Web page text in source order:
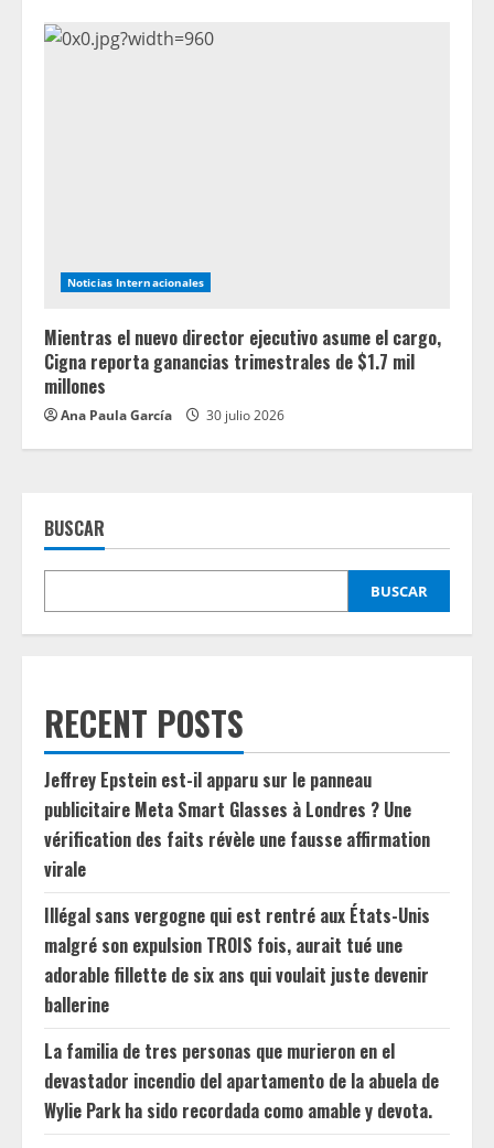
Noticias Internacionales
Mientras el nuevo director ejecutivo asume el cargo,
Cigna reporta ganancias trimestrales de $1.7 mil
millones
Ana Paula García 30 julio 2026
BUSCAR
BUSCAR
RECENT POSTS
Jeffrey Epstein est-il apparu sur le panneau
publicitaire Meta Smart Glasses à Londres ? Une
vérification des faits révèle une fausse affirmation
virale
Illégal sans vergogne qui est rentré aux États-Unis
malgré son expulsion TROIS fois, aurait tué une
adorable fillette de six ans qui voulait juste devenir
ballerine
La familia de tres personas que murieron en el
devastador incendio del apartamento de la abuela de
Wylie Park ha sido recordada como amable y devota.